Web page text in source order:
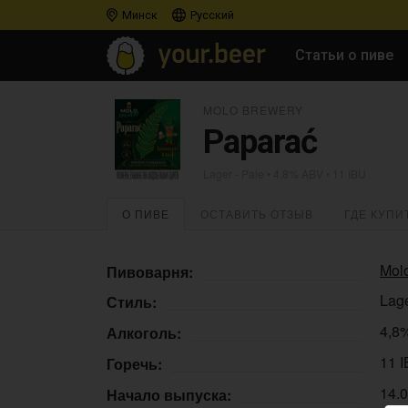
Минск Русский
Статьи о пиве
Paparać
О ПИВЕ
Пивоварня:
Стиль:
Алкоголь:
Горечь:
11
Начало выпуска: